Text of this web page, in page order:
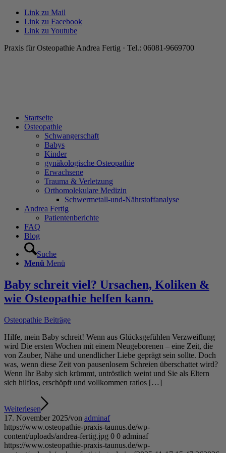
Link zu Mail
Link zu Facebook
Link zu Youtube
Praxis für Osteopathie Andrea Fertig · Tel.: 06081-9669700
Startseite
Osteopathie
Schwangerschaft
Babys
Kinder
gynäkologische Osteopathie
Erwachsene
Trauma & Verletzung
Orthomolekulare Medizin
Schwermetall-und-Nährstoffanalyse
Andrea Fertig
Patientenberichte
FAQ
Blog
Suche
Menü Menü
Baby schreit viel? Ursachen, Koliken &
wie Osteopathie helfen kann.
Osteopathie Beiträge
Hilfe, mein Baby schreit! Wenn aus Glücksgefühlen Verzweiflung
wird Die ersten Wochen mit einem Neugeborenen – eine Zeit, die
von Zauber, Nähe und unendlicher Liebe geprägt sein sollte. Doch
was, wenn diese Zeit von pausenlosem Schreien überschattet wird?
Wenn Ihr Baby sich krümmt, untröstlich weint und Sie als Eltern
sich hilflos, erschöpft und vollkommen ratlos […]
Weiterlesen
17. November 2025/von adminaf
https://www.osteopathie-praxis-taunus.de/wp-
content/uploads/andrea-fertig.jpg 0 0 adminaf
https://www.osteopathie-praxis-taunus.de/wp-